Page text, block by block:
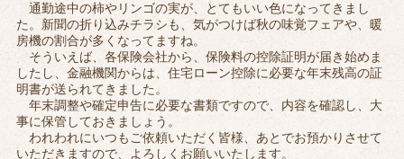
通勤途中の柿やリンゴの実が、とてもいい色になってきまし
た。新聞の折り込みチラシも、気がつけば秋の味覚フェアや、暖
房機の割合が多くなってますね。
そういえば、各保険会社から、保険料の控除証明が届き始めま
したし、金融機関からは、住宅ローン控除に必要な年末残高の証
明書が送られてきました。
年末調整や確定申告に必要な書類ですので、内容を確認し、大
事に保管しておきましょう。
われわれにいつもご依頼いただく皆様、あとでお預かりさせて
いただきますので、よろしくお願いいたします。